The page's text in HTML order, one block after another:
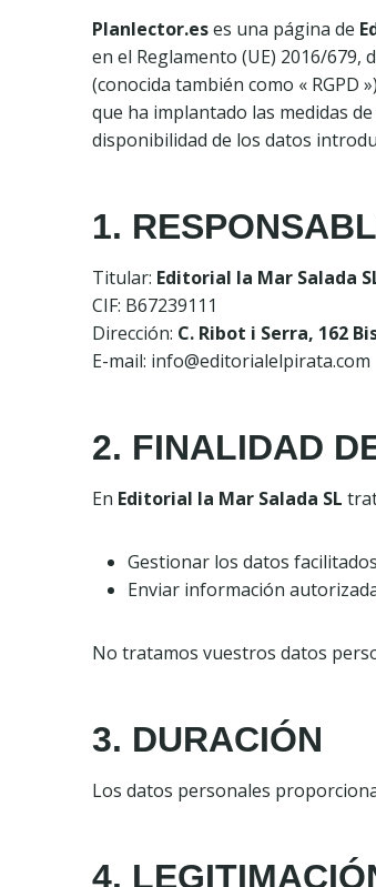
Planlector.eses una página de
en el Reglamento (UE) 2016/
(conocida también como « RGPD
que ha implantado las medidas
disponibilidad de los datos
1.
Titular: Editorial la Mar Salada
CIF: B67239111
Dirección: C. Ribot i Serra, 162
E-mail: info@editorialelpirata.com
2. FINALIDAD
En Editorial la Mar Salada SL
Gestionar los datos
Enviar información
No tratamos vuestros datos
3. DURACIÓN
Los datos personales
4.